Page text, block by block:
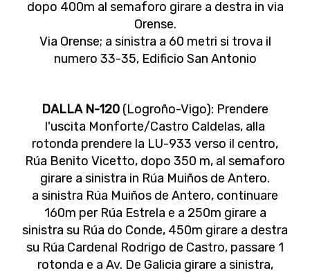
dopo 400m al semaforo girare a destra in via
Orense.
Via Orense; a sinistra a 60 metri si trova il
numero 33-35, Edificio San Antonio
DALLA N-120 (Logroño-Vigo): Prendere
l'uscita Monforte/Castro Caldelas, alla
rotonda prendere la LU-933 verso il centro,
Rúa Benito Vicetto, dopo 350 m, al semaforo
girare a sinistra in Rúa Muiños de Antero.
a sinistra Rúa Muiños de Antero, continuare
160m per Rúa Estrela e a 250m girare a
sinistra su Rúa do Conde, 450m girare a destra
su Rúa Cardenal Rodrigo de Castro, passare 1
rotonda e a Av. De Galicia girare a sinistra,